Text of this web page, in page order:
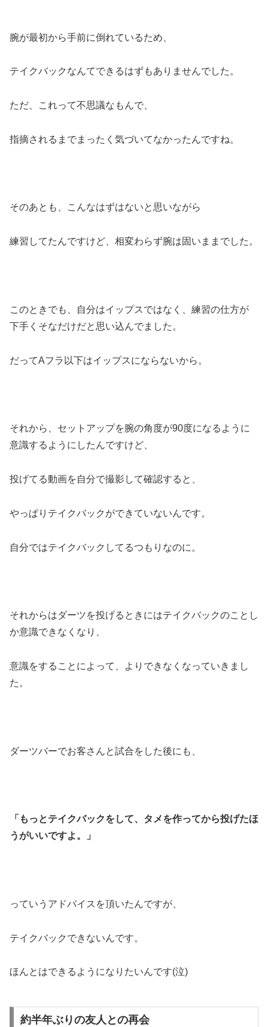
腕が最初から手前に倒れているため、
テイクバックなんてできるはずもありませんでした。
ただ、これって不思議なもんで、
指摘されるまでまったく気づいてなかったんですね。
そのあとも、こんなはずはないと思いながら
練習してたんですけど、相変わらず腕は固いままでした。
このときでも、自分はイップスではなく、練習の仕方が
下手くそなだけだと思い込んでました。
だってAフラ以下はイップスにならないから。
それから、セットアップを腕の角度が90度になるように
意識するようにしたんですけど、
投げてる動画を自分で撮影して確認すると、
やっぱりテイクバックができていないんです。
自分ではテイクバックしてるつもりなのに。
それからはダーツを投げるときにはテイクバックのことし
か意識できなくなり、
意識をすることによって、よりできなくなっていきまし
た。
ダーツバーでお客さんと試合をした後にも、
「もっとテイクバックをして、タメを作ってから投げたほ
うがいいですよ。」
っていうアドバイスを頂いたんですが、
テイクバックできないんです。
ほんとはできるようになりたいんです(泣)
約半年ぶりの友人との再会